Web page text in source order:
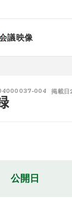
議映像
004 掲載日
公開日